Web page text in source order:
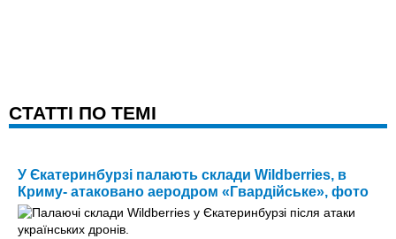
CТАТТІ ПО ТЕМІ
У Єкатеринбурзі палають склади Wildberries, в
Криму- атаковано аеродром «Гвардійське», фото